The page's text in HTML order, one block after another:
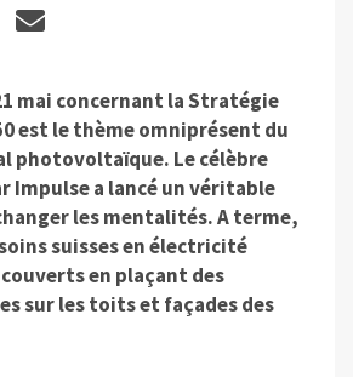
mai concernant la Stratégie
est le thème omniprésent du
photovoltaïque. Le célèbre
Impulse a lancé un véritable
les mentalités. A terme,
suisses en électricité
en plaçant des
sur les toits et façades des